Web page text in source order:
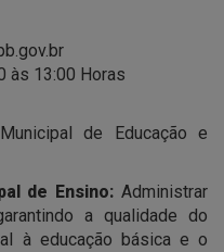
às 13:00 Horas
de Educação e
de Ensino: Administrar
a qualidade do
à educação básica e o